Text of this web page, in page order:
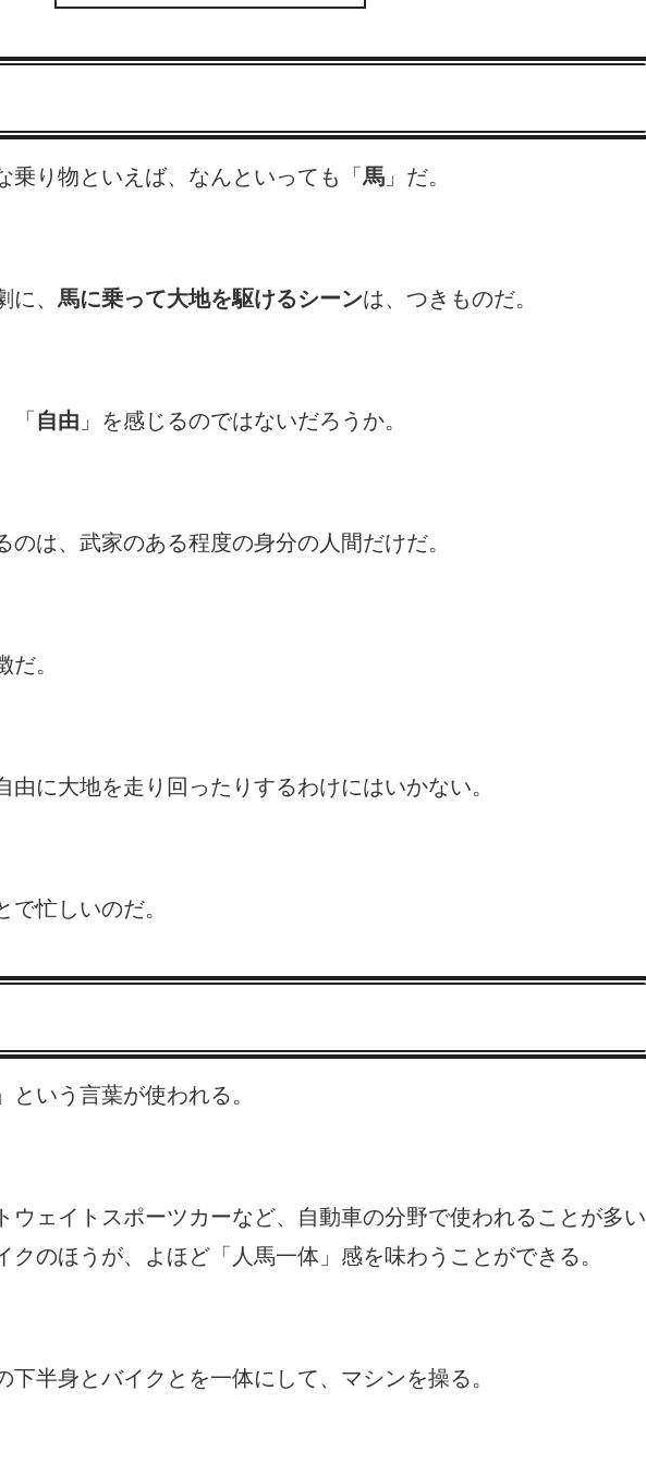
乗り物といえば、なんといっても「馬 」だ。
、 馬に乗って大地を駆けるシーンは、つきものだ。
「自由 」を感じるのではないだろうか。
のは、武家のある程度の身分の人間だけだ。
。
由に大地を走り回ったりするわけにはいかない。
で忙しいのだ。
という言葉が使われる。
ウェイトスポーツカーなど、自動車の分野で使われることが多い
クのほうが、よほど「人馬一体」感を味わうことができる。
下半身とバイクとを一体にして、マシンを操る。